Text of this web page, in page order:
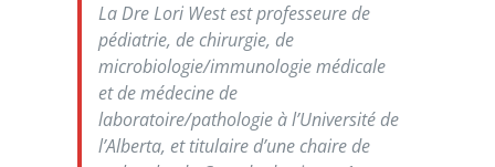
La Dre Lori West est professeure de
pédiatrie, de chirurgie, de
microbiologie/immunologie médicale
et de médecine de
laboratoire/pathologie à l’Université de
l’Alberta, et titulaire d’une chaire de